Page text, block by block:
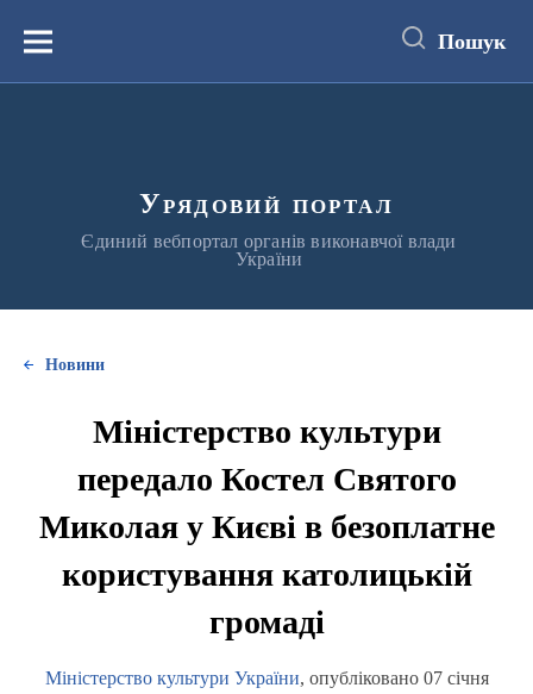
вмістуМеню Пошук
Урядовий портал
Єдиний вебпортал органів виконавчої влади
України
Новини
Міністерство культури
передало Костел Святого
Миколая у Києві в безоплатне
користування католицькій
громаді
Міністерство культури України, опубліковано 07 січня